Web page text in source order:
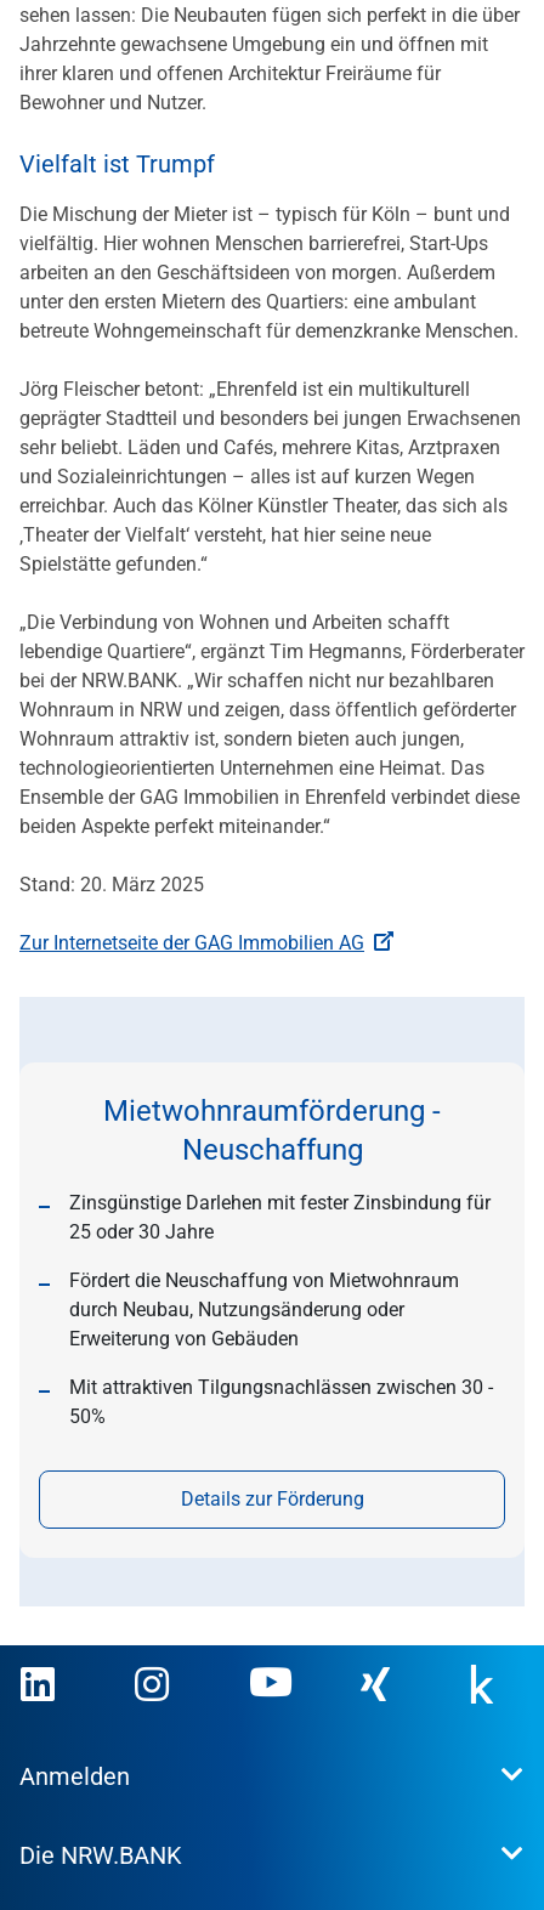
sehen lassen: Die Neubauten fügen sich perfekt in die über
Jahrzehnte gewachsene Umgebung ein und öffnen mit
ihrer klaren und offenen Architektur Freiräume für
Bewohner und Nutzer.
Vielfalt ist Trumpf
Die Mischung der Mieter ist – typisch für Köln – bunt und
vielfältig. Hier wohnen Menschen barrierefrei, Start-Ups
arbeiten an den Geschäftsideen von morgen. Außerdem
unter den ersten Mietern des Quartiers: eine ambulant
betreute Wohngemeinschaft für demenzkranke Menschen.
Jörg Fleischer betont: „Ehrenfeld ist ein multikulturell
geprägter Stadtteil und besonders bei jungen Erwachsenen
sehr beliebt. Läden und Cafés, mehrere Kitas, Arztpraxen
und Sozialeinrichtungen – alles ist auf kurzen Wegen
erreichbar. Auch das Kölner Künstler Theater, das sich als
‚Theater der Vielfalt‘ versteht, hat hier seine neue
Spielstätte gefunden.“
„Die Verbindung von Wohnen und Arbeiten schafft
lebendige Quartiere“, ergänzt Tim Hegmanns, Förderberater
bei der NRW.BANK. „Wir schaffen nicht nur bezahlbaren
Wohnraum in NRW und zeigen, dass öffentlich geförderter
Wohnraum attraktiv ist, sondern bieten auch jungen,
technologieorientierten Unternehmen eine Heimat. Das
Ensemble der GAG Immobilien in Ehrenfeld verbindet diese
beiden Aspekte perfekt miteinander.“
Stand: 20. März 2025
Zur Internetseite der GAG Immobilien AG
Mietwohnraumförderung -
Neuschaffung
Zinsgünstige Darlehen mit fester Zinsbindung für
25 oder 30 Jahre
Fördert die Neuschaffung von Mietwohnraum
durch Neubau, Nutzungsänderung oder
Erweiterung von Gebäuden
Mit attraktiven Tilgungsnachlässen zwischen 30 -
50%
Details zur Förderung
Anmelden
Kundenportal
Die NRW.BANK